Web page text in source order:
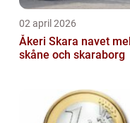
02 april 2026
Åkeri Skara navet mellan
skåne och skaraborg